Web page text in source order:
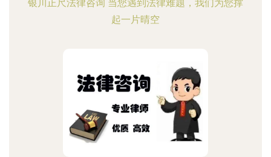
银川正尺法律咨询 当您遇到法律难题，我们为您撑
起一片晴空